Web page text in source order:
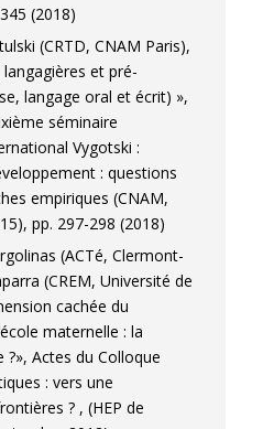
(2018)
(CRTD, CNAM Paris),
et pré-
langage oral et écrit) »,
séminaire
Vygotski :
: questions
empiriques (CNAM,
pp. 297-298 (2018)
(ACTé, Clermont-
(CREM, Université de
cachée du
maternelle : la
Actes du Colloque
: vers une
? , (HEP de